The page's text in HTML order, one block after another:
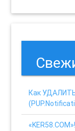
Как УДАЛИТЬ